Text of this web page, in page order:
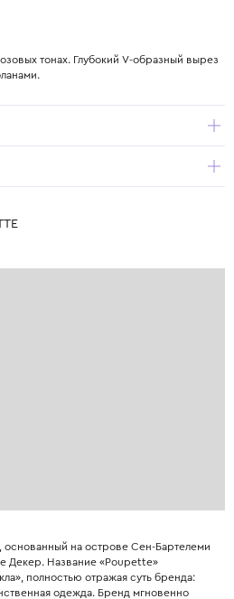
тонах. Глубокий V-образный вырез
на острове Сен-Бартелеми
Декер. Название «Poupette»
полностью отражая суть бренда:
одежда. Бренд мгновенно